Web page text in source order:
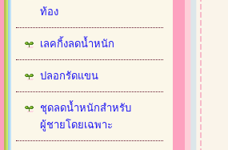
ท้อง
เลคกิ้งลดน้ำหนัก
ปลอกรัดแขน
ชุดลดน้ำหนักสำหรับ
ผู้ชายโดยเฉพาะ